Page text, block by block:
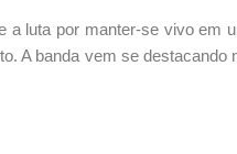
a luta por manter-se vivo em
A banda vem se